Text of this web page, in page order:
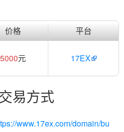
价格
平台
5000元 17EX
易方式
www.17ex.com/domain/bu